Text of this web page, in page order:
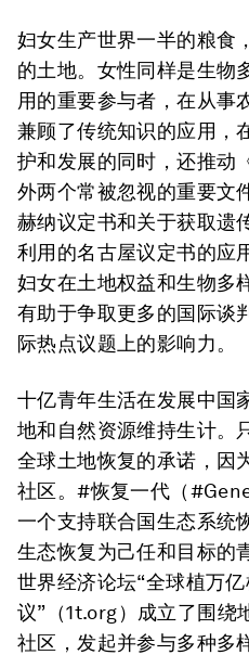
妇女生产世界一半的粮食
的土地。女性同样是生物
用的重要参与者，在从事
兼顾了传统知识的应用，
护和发展的同时，还推动
外两个常被忽视的重要文
赫纳议定书和关于获取遗
利用的名古屋议定书的应
妇女在土地权益和生物多
有助于争取更多的国际谈
际热点议题上的影响力。
十亿青年生活在发展中国
地和自然资源维持生计。
全球土地恢复的承诺，因
社区。#恢复一代（
一个支持联合国生态系统
生态恢复为己任和目标的
世界经济论坛“全球植万
议”（1t.org）成立了围绕
社区，发起并参与多种多